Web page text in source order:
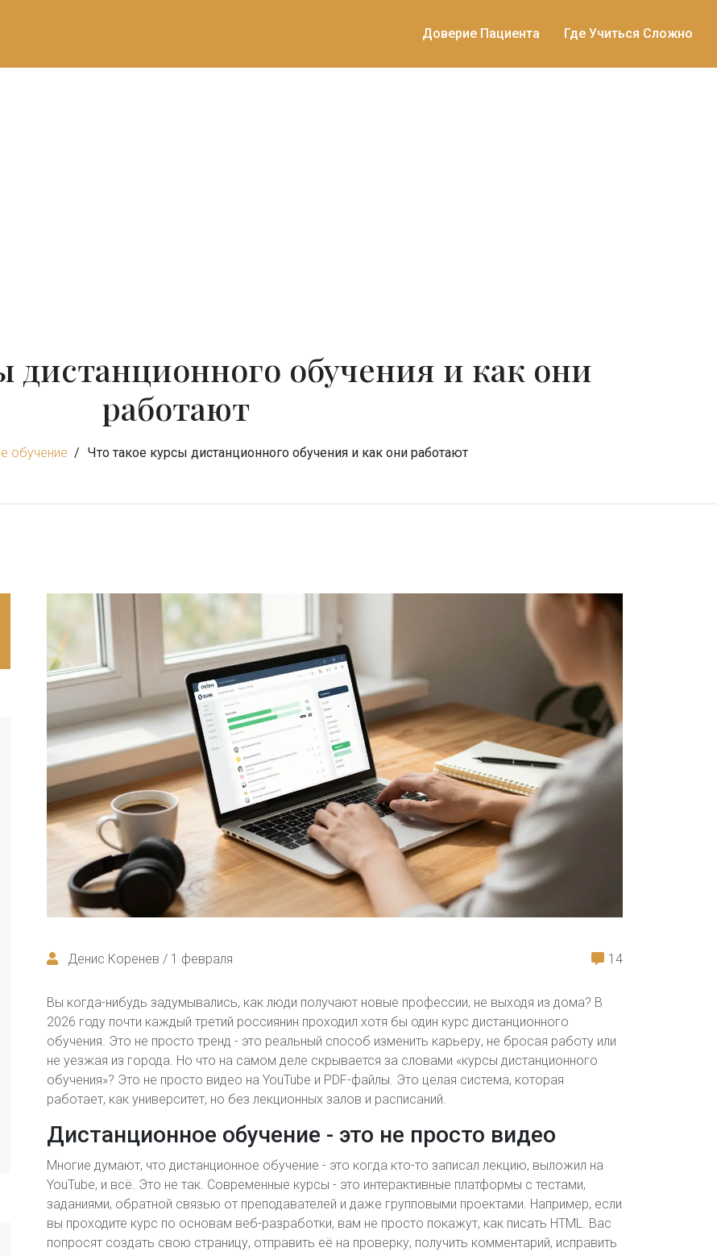
Доверие Пациента Где Учиться Сложно
дистанционного обучения и как они
работают
обучение Что такое курсы дистанционного обучения и как они работают
Денис Коренев / 1 февраля 14
Вы когда-нибудь задумывались, как люди получают новые профессии, не выходя из дома? В
2026 году почти каждый третий россиянин проходил хотя бы один курс дистанционного
обучения. Это не просто тренд - это реальный способ изменить карьеру, не бросая работу или
не уезжая из города. Но что на самом деле скрывается за словами «курсы дистанционного
обучения»? Это не просто видео на YouTube и PDF-файлы. Это целая система, которая
работает, как университет, но без лекционных залов и расписаний.
Дистанционное обучение - это не просто видео
Многие думают, что дистанционное обучение - это когда кто-то записал лекцию, выложил на
YouTube, и всё. Это не так. Современные курсы - это интерактивные платформы с тестами,
заданиями, обратной связью от преподавателей и даже групповыми проектами. Например, если
вы проходите курс по основам веб-разработки, вам не просто покажут, как писать HTML. Вас
попросят создать свою страницу, отправить её на проверку, получить комментарий, исправить